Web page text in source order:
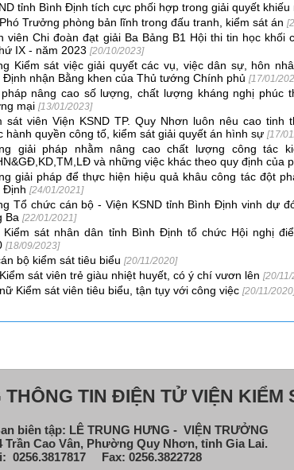
tỉnh Bình Định tích cực phối hợp trong giải quyết khiếu
Trưởng phòng bản lĩnh trong đấu tranh, kiểm sát án
viên Chi đoàn đạt giải Ba Bảng B1 Hội thi tin học khối
IX - năm 2023 [20/10/2023]
Kiểm sát việc giải quyết các vụ, việc dân sự, hôn
Định nhận Bằng khen của Thủ tướng Chính phủ [17/01/
nâng cao số lượng, chất lượng kháng nghị phúc
mại [13/01/2023]
sát viên Viện KSND TP. Quy Nhơn luôn nêu cao tinh
hành quyền công tố, kiểm sát giải quyết án hình sự [17/
giải pháp nhằm nâng cao chất lượng công tác
và những việc khác theo quy định của
giải pháp để thực hiện hiệu quả khâu công tác đột
Định [24/01/2021]
Tổ chức cán bộ - Viện KSND tỉnh Bình Định vinh dự
Ba [22/01/2021]
Kiểm sát nhân dân tỉnh Bình Định tổ chức Hội nghị
[18/09/2023]
bộ kiểm sát tiêu biểu [20/11/2020]
sát viên trẻ giàu nhiệt huyết, có ý chí vươn lên [20/
Kiểm sát viên tiêu biểu, tận tụy với công việc [20/11/
THÔNG TIN ĐIỆN TỬ VIỆN
biên tập: LÊ TRUNG HƯNG - VIỆN TRƯỞNG
Trần Cao Vân, Phường Quy Nhơn, tỉnh Gia Lai.
0256.3817817 Fax: 0256.3822728